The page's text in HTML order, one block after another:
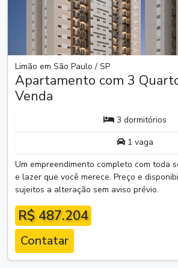
Limão em São Paulo / SP
Apartamento com 3
Venda
3 dormitórios
1 vaga
Um empreendimento completo com toda
e lazer que você merece. Preço e
sujeitos a alteração sem aviso prévio.
R$ 487.204
Contatar